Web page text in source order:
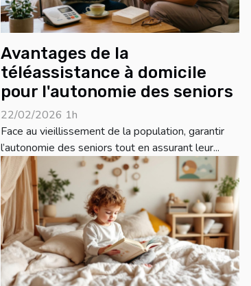
Avantages de la
téléassistance à domicile
pour l'autonomie des seniors
22/02/2026 1h
Face au vieillissement de la population, garantir
l’autonomie des seniors tout en assurant leur...